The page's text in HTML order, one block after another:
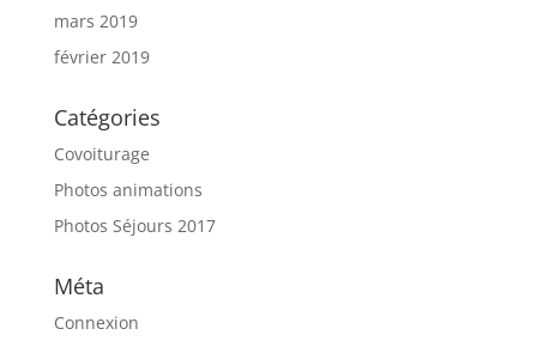
mars 2019
février 2019
Catégories
Covoiturage
Photos animations
Photos Séjours 2017
Méta
Connexion